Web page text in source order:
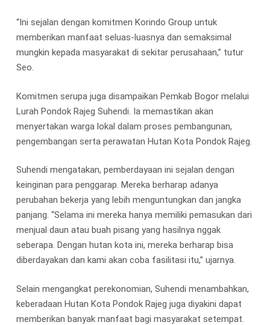
“Ini sejalan dengan komitmen Korindo Group untuk
memberikan manfaat seluas-luasnya dan semaksimal
mungkin kepada masyarakat di sekitar perusahaan,” tutur
Seo.
Komitmen serupa juga disampaikan Pemkab Bogor melalui
Lurah Pondok Rajeg Suhendi. Ia memastikan akan
menyertakan warga lokal dalam proses pembangunan,
pengembangan serta perawatan Hutan Kota Pondok Rajeg.
Suhendi mengatakan, pemberdayaan ini sejalan dengan
keinginan para penggarap. Mereka berharap adanya
perubahan bekerja yang lebih menguntungkan dan jangka
panjang. “Selama ini mereka hanya memiliki pemasukan dari
menjual daun atau buah pisang yang hasilnya nggak
seberapa. Dengan hutan kota ini, mereka berharap bisa
diberdayakan dan kami akan coba fasilitasi itu,” ujarnya.
Selain mengangkat perekonomian, Suhendi menambahkan,
keberadaan Hutan Kota Pondok Rajeg juga diyakini dapat
memberikan banyak manfaat bagi masyarakat setempat.